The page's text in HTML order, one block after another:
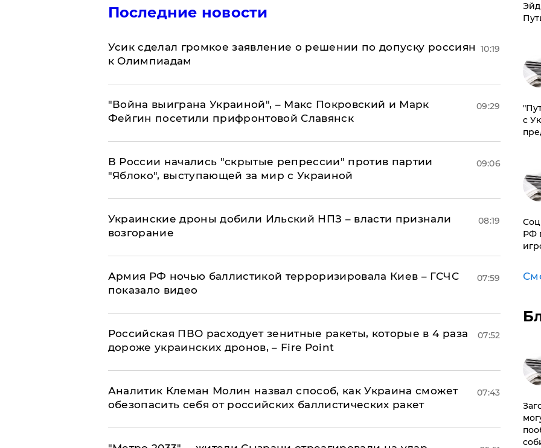
Последние новости
Усик сделал громкое заявление о решении по допуску россиян
к Олимпиадам
10:19
"Война выиграна Украиной", – Макс Покровский и Марк
Фейгин посетили прифронтовой Славянск
09:29
В России начались "скрытые репрессии" против партии
"Яблоко", выступающей за мир с Украиной
09:06
Украинские дроны добили Ильский НПЗ – власти признали
возгорание
08:19
Армия РФ ночью баллистикой терроризировала Киев – ГСЧС
показало видео
07:59
Российская ПВО расходует зенитные ракеты, которые в 4 раза
дороже украинских дронов, – Fire Point
07:52
Аналитик Клеман Молин назвал способ, как Украина сможет
обезопасить себя от российских баллистических ракет
07:43
с
РФ